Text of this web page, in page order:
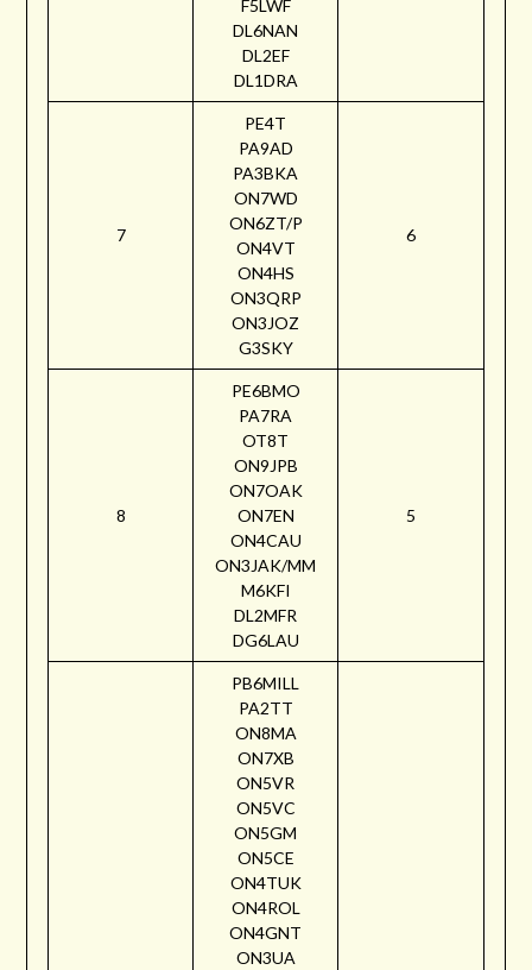
F5LWF
DL6NAN
DL2EF
DL1DRA
7
PE4T
PA9AD
PA3BKA
ON7WD
ON6ZT/P
ON4VT
ON4HS
ON3QRP
ON3JOZ
G3SKY
6
8
PE6BMO
PA7RA
OT8T
ON9JPB
ON7OAK
ON7EN
ON4CAU
ON3JAK/MM
M6KFI
DL2MFR
DG6LAU
5
PB6MILL
PA2TT
ON8MA
ON7XB
ON5VR
ON5VC
ON5GM
ON5CE
ON4TUK
ON4ROL
ON4GNT
ON3UA